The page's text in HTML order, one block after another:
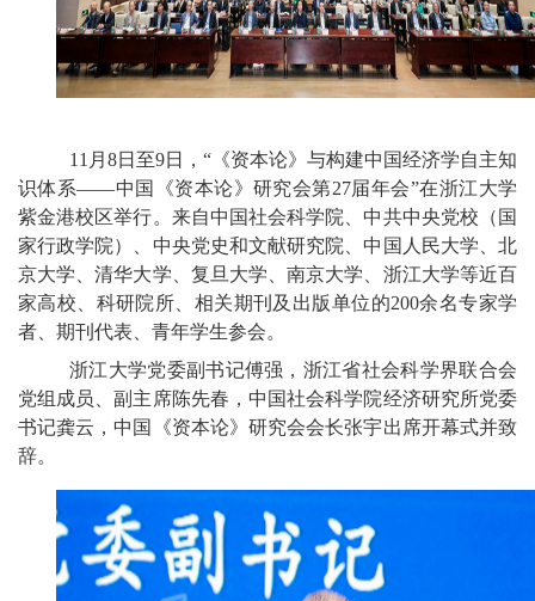
11月8日至9日，“《资本论》与构建中国经济学自主知
识体系——中国《资本论》研究会第27届年会”在浙江大学
紫金港校区举行。来自中国社会科学院、中共中央党校（国
家行政学院）、中央党史和文献研究院、中国人民大学、北
京大学、清华大学、复旦大学、南京大学、浙江大学等近百
家高校、科研院所、相关期刊及出版单位的200余名专家学
者、期刊代表、青年学生参会。
浙江大学党委副书记傅强，浙江省社会科学界联合会
党组成员、副主席陈先春，中国社会科学院经济研究所党委
书记龚云，中国《资本论》研究会会长张宇出席开幕式并致
辞。